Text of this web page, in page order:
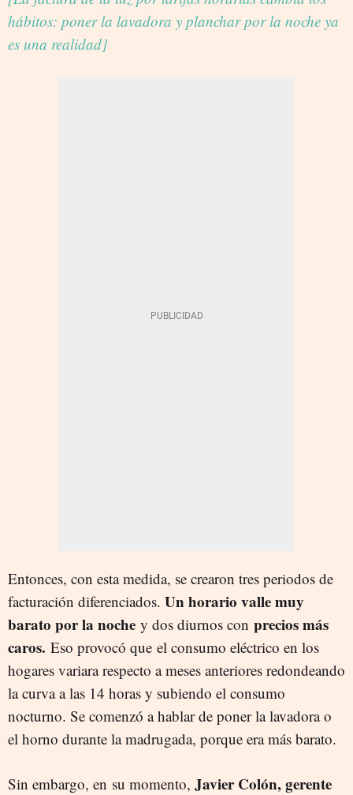
hábitos: poner la lavadora y planchar por la noche ya
es una realidad]
Entonces, con esta medida, se crearon tres periodos de
facturación diferenciados. Un horario valle muy
barato por la noche y dos diurnos con precios más
caros. Eso provocó que el consumo eléctrico en los
hogares variara respecto a meses anteriores redondeando
la curva a las 14 horas y subiendo el consumo
nocturno. Se comenzó a hablar de poner la lavadora o
el horno durante la madrugada, porque era más barato.
Sin embargo, en su momento, Javier Colón, gerente